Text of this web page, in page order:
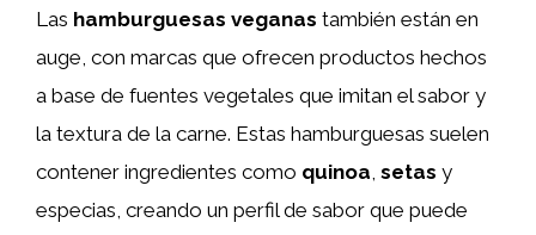
Las hamburguesas veganas también están en
auge, con marcas que ofrecen productos hechos
a base de fuentes vegetales que imitan el sabor y
la textura de la carne. Estas hamburguesas suelen
contener ingredientes como quinoa, setas y
especias, creando un perfil de sabor que puede